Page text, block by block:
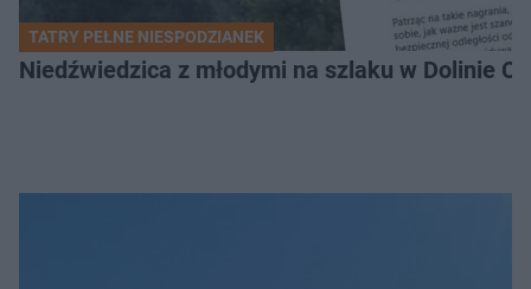
TATRY PEŁNE NIESPODZIANEK
Niedźwiedzica z młodymi na szlaku w Dolinie